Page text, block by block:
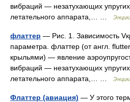
вибраций — незатухающих
летательного аппарата,… …
флаттер — Рис. 1. Зависимость
параметра. флаттер (от англ.
крыльями) — явление
вибраций — незатухающих
летательного аппарата,… …
Флаттер (авиация) — У этого